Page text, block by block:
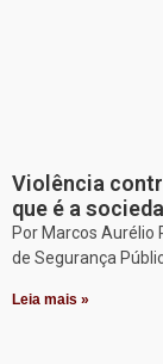
Violência
que é a
Por Marcos Aurélio
de Segurança
Leia mais »